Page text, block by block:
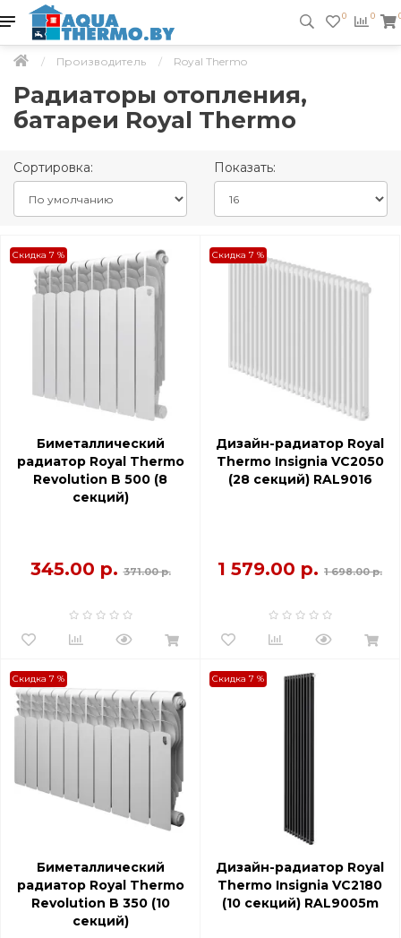
0 0
Производитель Royal Thermo
Радиаторы отопления,
батареи Royal Thermo
Сортировка: Показать:
Скидка 7 %
Биметаллический
радиатор Royal Thermo
Revolution B 500 (8
секций)
345.00 р. 371.00 р.
Скидка 7 %
Дизайн-радиатор Royal
Thermo Insignia VC2050
(28 секций) RAL9016
1 579.00 р. 1 698.00 р.
Скидка 7 %
Биметаллический
радиатор Royal Thermo
Revolution B 350 (10
секций)
Скидка 7 %
Дизайн-радиатор Royal
Thermo Insignia VC2180
(10 секций) RAL9005m